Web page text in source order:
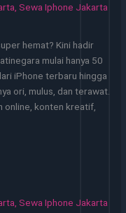
Sewa Iphone Jakarta
hemat? Kini hadir
mulai hanya 50
iPhone terbaru hingga
ori, mulus, dan terawat.
online, konten kreatif,
Sewa Iphone Jakarta